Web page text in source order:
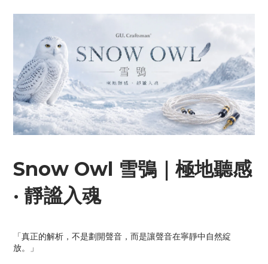
Snow Owl 雪鴞｜極地聽感
· 靜謐入魂
「真正的解析，不是劃開聲音，而是讓聲音在寧靜中自然綻
放。」